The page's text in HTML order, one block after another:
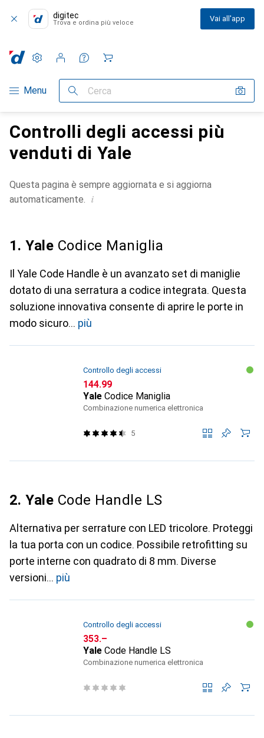
digitec
Trova e ordina più veloce Vai all'app
Categoria Navigazione
Menu Cerca
Impostazioni
Conto cliente
Liste di confronto
Liste dei desideri
Carrello
Controlli degli accessi più
venduti di Yale
Questa pagina è sempre aggiornata e si aggiorna
automaticamente. i
1. Yale Codice Maniglia
Il Yale Code Handle è un avanzato set di maniglie
dotato di una serratura a codice integrata. Questa
soluzione innovativa consente di aprire le porte in
modo sicuro
più
Controllo degli accessi
CHF
144.99
Yale Codice Maniglia
Combinazione numerica elettronica
5
2. Yale Code Handle LS
Alternativa per serrature con LED tricolore. Proteggi
la tua porta con un codice. Possibile retrofitting su
porte interne con quadrato di 8 mm. Diverse
versioni
più
Controllo degli accessi
CHF
353.–
Yale Code Handle LS
Combinazione numerica elettronica